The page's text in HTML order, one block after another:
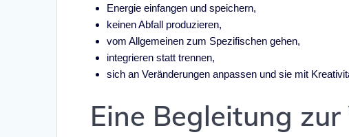
Energie einfangen und speichern,
keinen Abfall produzieren,
vom Allgemeinen zum Spezifischen gehen,
integrieren statt trennen,
sich an Veränderungen anpassen und sie mit
Eine Begleitung